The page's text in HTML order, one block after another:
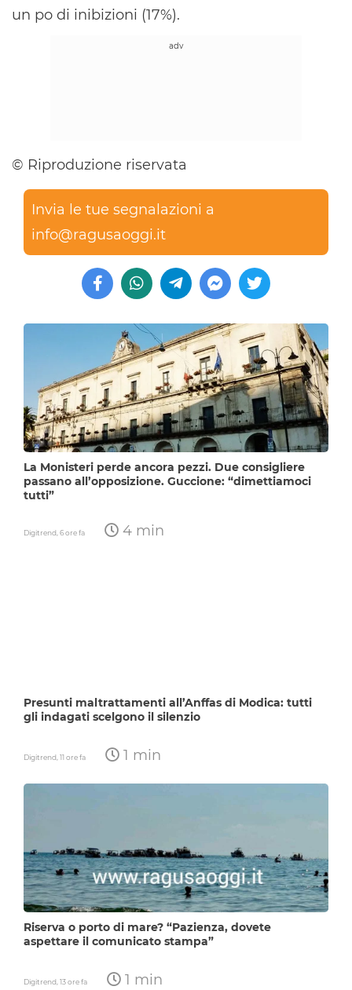
un po di inibizioni (17%).
© Riproduzione riservata
Invia le tue segnalazioni a
info@ragusaoggi.it
La Monisteri perde ancora pezzi. Due consigliere
passano all’opposizione. Guccione: “dimettiamoci
tutti”
Digitrend,6 ore fa 4 min
Presunti maltrattamenti all’Anffas di Modica: tutti
gli indagati scelgono il silenzio
Digitrend,11 ore fa 1 min
Riserva o porto di mare? “Pazienza, dovete
aspettare il comunicato stampa”
Digitrend,13 ore fa 1 min